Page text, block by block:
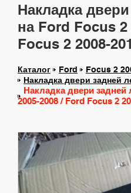
Накладка
на Ford Focus 2
Focus 2 2008-
Каталог Ford Focus 2
Накладка двери задней
Накладка двери задней
2005-2008 / Ford Focus 2